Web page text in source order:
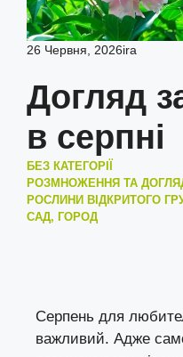
26 Червня, 2026ira
Догляд
в серпні
БЕЗ КАТЕГОРІЇ
РОЗМНОЖЕННЯ ТА
РОСЛИНИ ВІДКРИТОГО
САД, ГОРОД
Серпень для
важливий. Адже